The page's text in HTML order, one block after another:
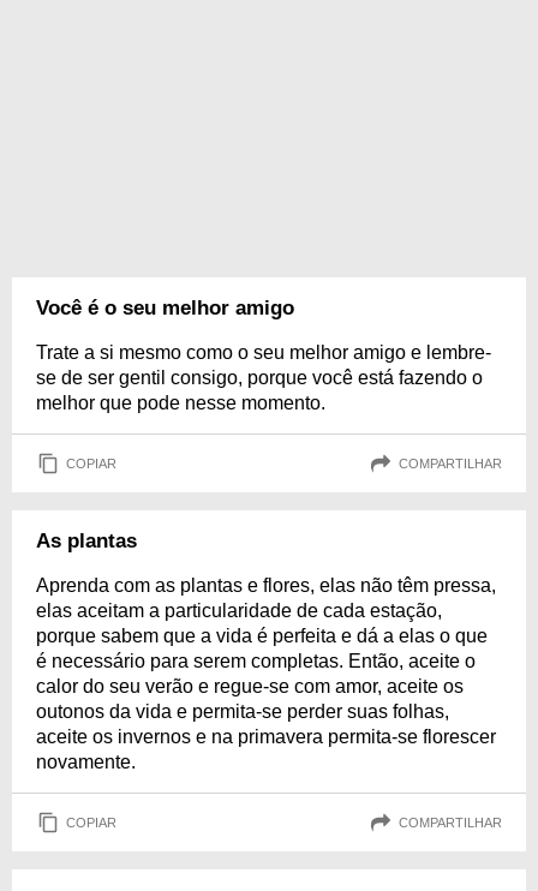
Você é o seu melhor amigo
Trate a si mesmo como o seu melhor amigo e lembre-
se de ser gentil consigo, porque você está fazendo o
melhor que pode nesse momento.
COPIAR COMPARTILHAR
As plantas
Aprenda com as plantas e flores, elas não têm pressa,
elas aceitam a particularidade de cada estação,
porque sabem que a vida é perfeita e dá a elas o que
é necessário para serem completas. Então, aceite o
calor do seu verão e regue-se com amor, aceite os
outonos da vida e permita-se perder suas folhas,
aceite os invernos e na primavera permita-se florescer
novamente.
COPIAR COMPARTILHAR